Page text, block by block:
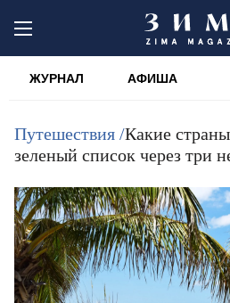
ЖУРНАЛ АФИША
Путешествия /Какие
зеленый список через три